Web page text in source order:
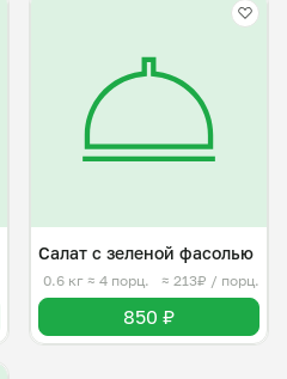
Салат с зеленой фасолью
0.6 кг ≈ 4 порц. ≈ 213₽ / порц.
850 ₽